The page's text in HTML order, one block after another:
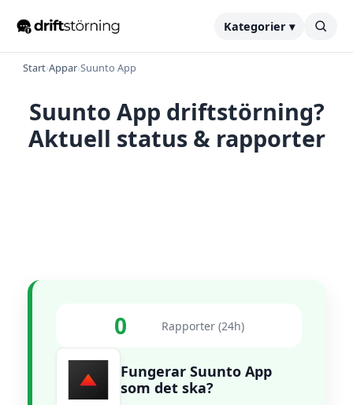
Kategorier ▾
Start›Appar›Suunto App
Suunto App driftstörning?
Aktuell status & rapporter
0 Rapporter (24h)
Fungerar Suunto App
som det ska?